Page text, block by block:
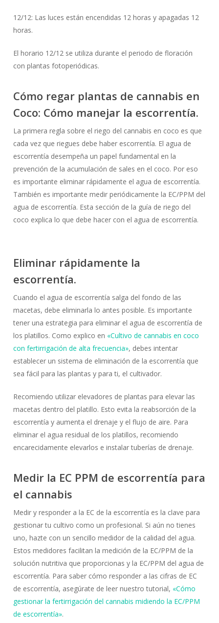
12/12: Las luces están encendidas 12 horas y apagadas 12
horas.
El horario 12/12 se utiliza durante el periodo de floración
con plantas fotoperiódicas.
Cómo regar plantas de cannabis en
Coco: Cómo manejar la escorrentía.
La primera regla sobre el riego del cannabis en coco es que
cada vez que riegues debe haber escorrentía. El agua de
escorrentía desempeña un papel fundamental en la
prevención de la acumulación de sales en el coco. Por eso
es importante eliminar rápidamente el agua de escorrentía.
También es importante medir periódicamente la EC/PPM del
agua de escorrentía. Esta sección de la guía de riego del
coco explica lo que debe hacer con el agua de escorrentía.
Eliminar rápidamente la
escorrentía.
Cuando el agua de escorrentía salga del fondo de las
macetas, debe eliminarla lo antes posible. Es importante
tener una estrategia para eliminar el agua de escorrentía de
los platillos. Como explico en «Cultivo de cannabis en coco
con fertirrigación de alta frecuencia», debes intentar
establecer un sistema de eliminación de la escorrentía que
sea fácil para las plantas y para ti, el cultivador.
Recomiendo utilizar elevadores de plantas para elevar las
macetas dentro del platillo. Esto evita la reabsorción de la
escorrentía y aumenta el drenaje y el flujo de aire. Para
eliminar el agua residual de los platillos, recomiendo
encarecidamente elevarlos e instalar tuberías de drenaje.
Medir la EC PPM de escorrentía para
el cannabis
Medir y responder a la EC de la escorrentía es la clave para
gestionar tu cultivo como un profesional. Si aún no tienes
uno, hazte con un sencillo medidor de la calidad del agua.
Estos medidores facilitan la medición de la EC/PPM de la
solución nutritiva que proporcionas y la EC/PPM del agua de
escorrentía. Para saber cómo responder a las cifras de EC
de escorrentía, asegúrate de leer nuestro tutorial, «Cómo
gestionar la fertirrigación del cannabis midiendo la EC/PPM
de escorrentía».